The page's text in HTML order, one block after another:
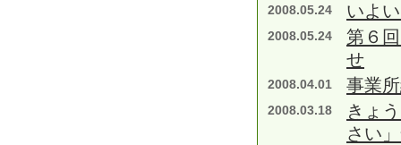
2008.05.24 いよ
2008.05.24
第６
せ
2008.04.01 事業
2008.03.18
きょ
さい